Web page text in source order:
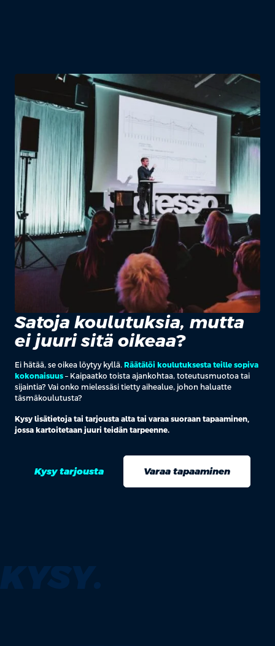
Satoja koulutuksia, mutta
ei juuri sitä oikeaa?
Ei hätää, se oikea löytyy kyllä. Räätälöi koulutuksesta teille sopiva
kokonaisuus – Kaipaatko toista ajankohtaa, toteutusmuotoa tai
sijaintia? Vai onko mielessäsi tietty aihealue, johon haluatte
täsmäkoulutusta?
Kysy lisätietoja tai tarjousta alta tai varaa suoraan tapaaminen,
jossa kartoitetaan juuri teidän tarpeenne.
Kysy tarjousta Varaa tapaaminen